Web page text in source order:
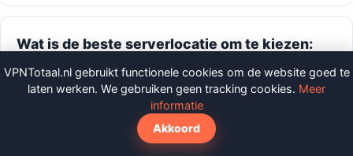
Wat is de beste serverlocatie om te kiezen:
Nieuw-Zeeland of Australië?
Meer lezen over VPN
VPNTotaal.nl gebruikt functionele cookies om de website goed te
laten werken. We gebruiken geen tracking cookies. Meer
informatie
Akkoord